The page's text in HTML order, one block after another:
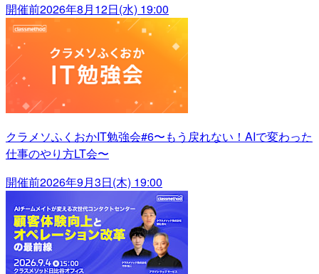
開催前2026年8月12日(水) 19:00
クラメソふくおかIT勉強会#6〜もう戻れない！AIで変わった
仕事のやり方LT会〜
開催前2026年9月3日(木) 19:00